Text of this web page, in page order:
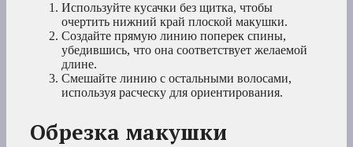
Используйте кусачки без щитка, чтобы
очертить нижний край плоской макушки.
Создайте прямую линию поперек спины,
убедившись, что она соответствует желаемой
длине.
Смешайте линию с остальными волосами,
используя расческу для ориентирования.
Обрезка макушки